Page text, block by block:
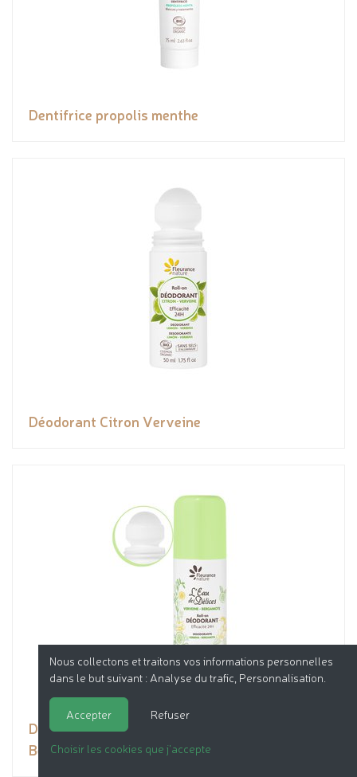
Dentifrice propolis menthe
Déodorant Citron Verveine
Déodorant roll-on L'Eau des Délices Verveine -
Bergamote
Nous collectons et traitons vos informations personnelles
dans le but suivant : Analyse du trafic, Personnalisation
Accepter Refuser
Choisir les cookies que j'accepte